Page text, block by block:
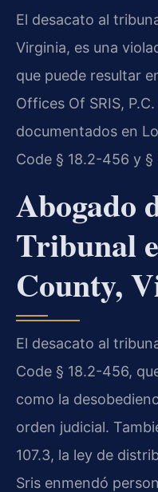
El desacato al
Virginia, es una
que puede resultar
Offices Of SRIS,
documentados en
Code § 18.2-456 y §
Abogado
Tribunal
County,
El desacato al
Code § 18.2-456,
como la
orden judicial.
107.3, la ley de
Sris enmendó